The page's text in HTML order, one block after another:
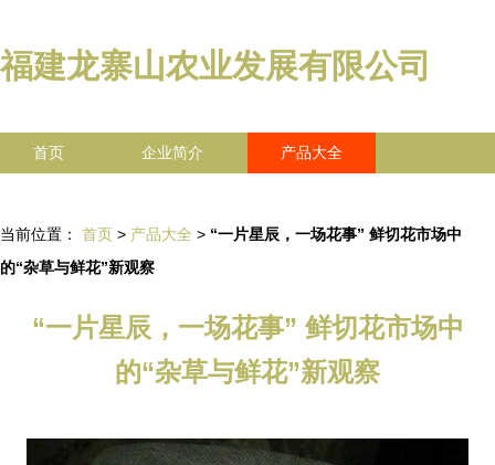
福建龙寨山农业发展有限公司
首页 企业简介 产品大全
当前位置： 首页 > 产品大全 > “一片星辰，一场花事” 鲜切花市场中
的“杂草与鲜花”新观察
“一片星辰，一场花事” 鲜切花市场中
的“杂草与鲜花”新观察